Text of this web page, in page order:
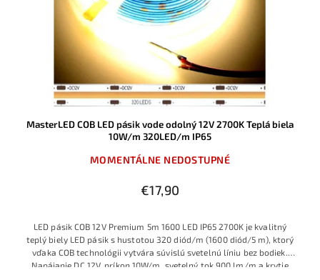
MasterLED COB LED pásik vode odolný 12V 2700K Teplá biela
10W/m 320LED/m IP65
MOMENTÁLNE NEDOSTUPNÉ
€17,90
LED pásik COB 12V Premium 5m 1600 LED IP65 2700K je kvalitný
teplý biely LED pásik s hustotou 320 diód/m (1600 diód/5 m), ktorý
vďaka COB technológii vytvára súvislú svetelnú líniu bez bodiek.
Napájanie DC 12V, príkon 10W/m, svetelný tok 900 lm/m a krytie